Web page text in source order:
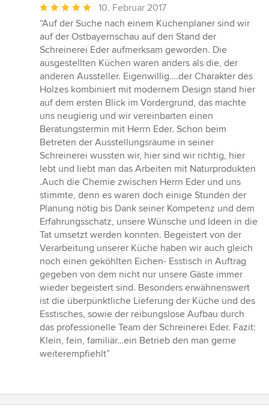
Durchschnittliche
Bewertung:
5
von
5
Sternen
10. Februar 2017
“Auf der Suche nach einem Küchenplaner sind wir
auf der Ostbayernschau auf den Stand der
Schreinerei Eder aufmerksam geworden. Die
ausgestellten Küchen waren anders als die, der
anderen Aussteller. Eigenwillig….der Charakter des
Holzes kombiniert mit modernem Design stand hier
auf dem ersten Blick im Vordergrund, das machte
uns neugierig und wir vereinbarten einen
Beratungstermin mit Herrn Eder. Schon beim
Betreten der Ausstellungsräume in seiner
Schreinerei wussten wir, hier sind wir richtig, hier
lebt und liebt man das Arbeiten mit Naturprodukten
.Auch die Chemie zwischen Herrn Eder und uns
stimmte, denn es waren doch einige Stunden der
Planung nötig bis Dank seiner Kompetenz und dem
Erfahrungsschatz, unsere Wünsche und Ideen in die
Tat umsetzt werden konnten. Begeistert von der
Verarbeitung unserer Küche haben wir auch gleich
noch einen geköhlten Eichen- Esstisch in Auftrag
gegeben von dem nicht nur unsere Gäste immer
wieder begeistert sind. Besonders erwähnenswert
ist die überpünktliche Lieferung der Küche und des
Esstisches, sowie der reibungslose Aufbau durch
das professionelle Team der Schreinerei Eder. Fazit:
Klein, fein, familiär…ein Betrieb den man gerne
weiterempfiehlt”